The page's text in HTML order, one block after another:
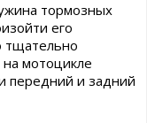
тормозных
его
тщательно
мотоцикле
передний и задний